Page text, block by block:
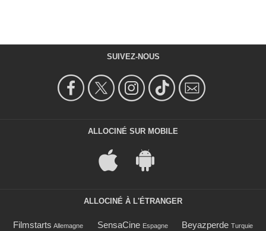
SUIVEZ-NOUS
ALLOCINÉ SUR MOBILE
ALLOCINÉ À L'ÉTRANGER
Filmstarts Allemagne SensaCine Espagne Beyazperde Turquie